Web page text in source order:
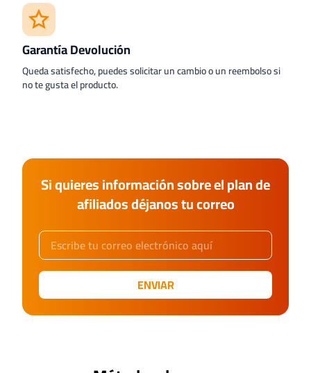
Garantía Devolución
Queda satisfecho, puedes solicitar un cambio o un reembolso si
no te gusta el producto.
Si quieres información sobre el plan de
afiliados déjanos tu correo
ENVIAR